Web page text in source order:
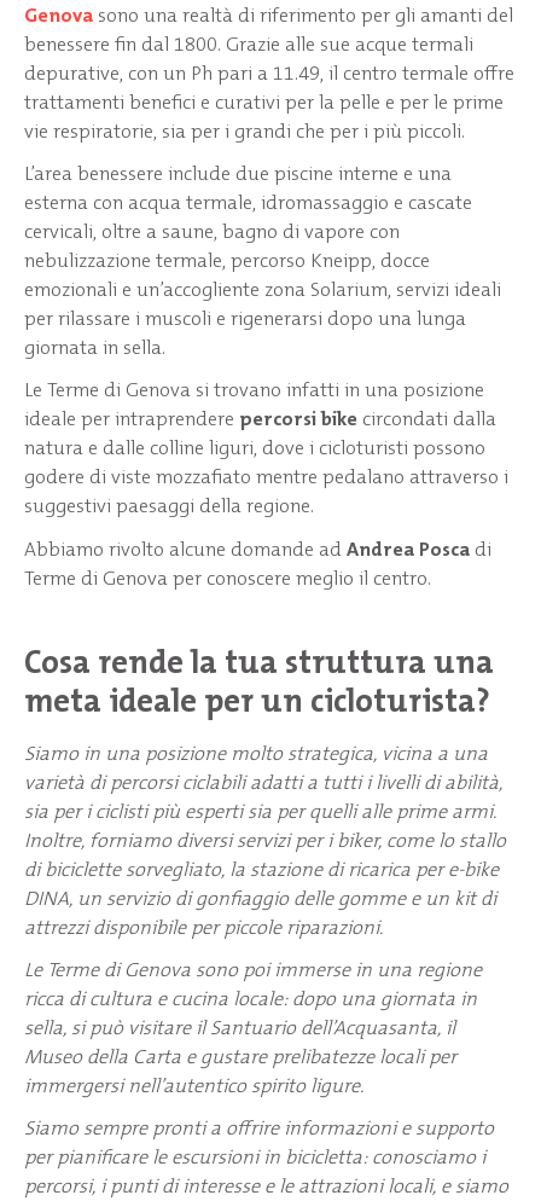
Genova sono una realtà di riferimento per gli amanti del
benessere fin dal 1800. Grazie alle sue acque termali
depurative, con un Ph pari a 11.49, il centro termale offre
trattamenti benefici e curativi per la pelle e per le prime
vie respiratorie, sia per i grandi che per i più piccoli.
L’area benessere include due piscine interne e una
esterna con acqua termale, idromassaggio e cascate
cervicali, oltre a saune, bagno di vapore con
nebulizzazione termale, percorso Kneipp, docce
emozionali e un’accogliente zona Solarium, servizi ideali
per rilassare i muscoli e rigenerarsi dopo una lunga
giornata in sella.
Le Terme di Genova si trovano infatti in una posizione
ideale per intraprendere percorsi bike circondati dalla
natura e dalle colline liguri, dove i cicloturisti possono
godere di viste mozzafiato mentre pedalano attraverso i
suggestivi paesaggi della regione.
Abbiamo rivolto alcune domande adAndrea Posca di
Terme di Genova per conoscere meglio il centro.
Cosa rende la tua struttura una
meta ideale per un cicloturista?
Siamo in una posizione molto strategica, vicina a una
varietà di percorsi ciclabili adatti a tutti i livelli di abilità,
sia per i ciclisti più esperti sia per quelli alle prime armi.
Inoltre, forniamo diversi servizi per i biker, come lo stallo
di biciclette sorvegliato, la stazione di ricarica per e-bike
DINA, un servizio di gonfiaggio delle gomme e un kit di
attrezzi disponibile per piccole riparazioni.
Le Terme di Genova sono poi immerse in una regione
ricca di cultura e cucina locale: dopo una giornata in
sella, si può visitare il Santuario dell’Acquasanta, il
Museo della Carta e gustare prelibatezze locali per
immergersi nell’autentico spirito ligure.
Siamo sempre pronti a offrire informazioni e supporto
per pianificare le escursioni in bicicletta: conosciamo i
percorsi, i punti di interesse e le attrazioni locali, e siamo